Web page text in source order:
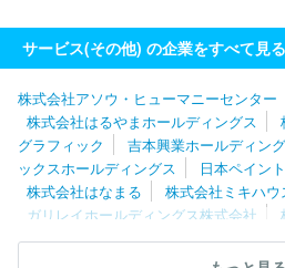
ム株式会社
ＧＭＯペイメントゲート
ルディングス株式会社
株式会社ネオキ
博報堂プロダクツ
ソーバル株式会社
サービス(その他) の企業をすべて見る
株式会社アソウ・ヒューマニーセンター
株式会社はるやまホールディングス
グラフィック
吉本興業ホールディン
ックスホールディングス
日本ペイン
株式会社はなまる
株式会社ミキハウ
ガリレイホールディングス株式会社
式会社システムサポートホールディング
ダイドーグループ